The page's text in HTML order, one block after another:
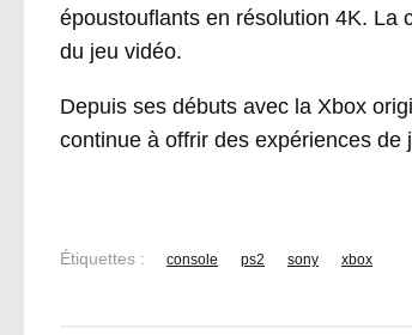
époustouflants en résolution 4K. La
du jeu vidéo.
Depuis ses débuts avec la Xbox
continue à offrir des expériences
Étiquettes : console ps2 sony xbox